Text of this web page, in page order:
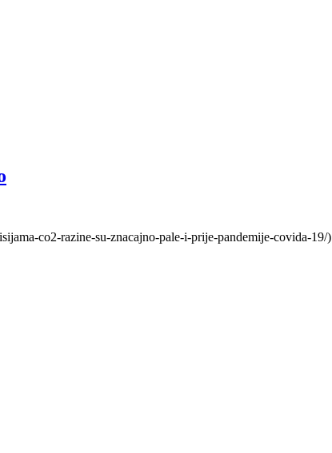
co2-razine-su-znacajno-pale-i-prije-pandemije-covida-19/)